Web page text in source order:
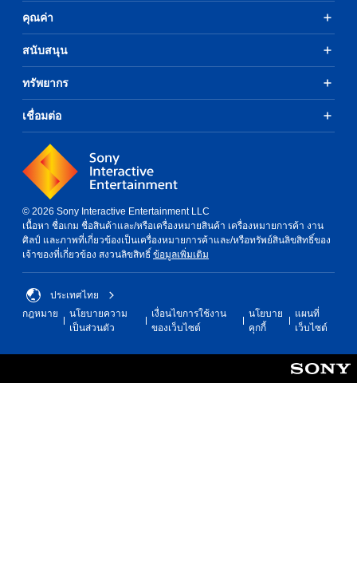
คุณค่า
สนับสนุน
ทรัพยากร
เชื่อมต่อ
© 2026 Sony Interactive Entertainment LLC
เนื้อหา ชื่อเกม ชื่อสินค้าและ/หรือเครื่องหมายสินค้า เครื่องหมายการค้า งาน
ศิลป์ และภาพที่เกี่ยวข้องเป็นเครื่องหมายการค้าและ/หรือทรัพย์สินลิขสิทธิ์ของ
เจ้าของที่เกี่ยวข้อง สงวนลิขสิทธิ์ ข้อมูลเพิ่มเติม
ประเทศไทย
กฎหมาย
นโยบายความ
เป็นส่วนตัว
เงื่อนไขการใช้งาน
ของเว็บไซต์
นโยบาย
คุกกี้
แผนที่
เว็บไซต์